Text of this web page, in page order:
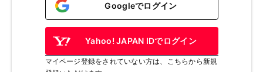
Googleでログイン
Yahoo! JAPAN IDでログイン
マイページ登録をされていない方は、こちらから新規